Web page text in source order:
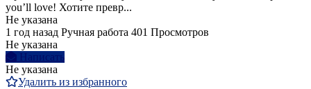
you’ll love! Хотите превр...
Не указана
1 год назад Ручная работа 401 Просмотров
Не указана
Написать
Не указана
Удалить из избранного